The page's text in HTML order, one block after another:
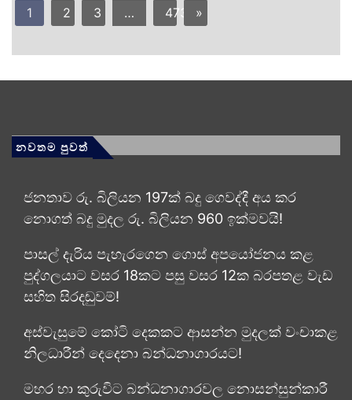
1 2 3 … 473 »
නවතම පුවත්
ජනතාව රු. බිලියන 197ක් බදු ගෙවද්දී අය කර
නොගත් බදු මුදල රු. බිලියන 960 ඉක්මවයි!
පාසල් දැරිය පැහැරගෙන ගොස් අපයෝජනය කළ
පුද්ගලයාට වසර 18කට පසු වසර 12ක බරපතළ වැඩ
සහිත සිරදඬුවම්!
අස්වැසුමේ කෝටි දෙකකට ආසන්න මුදලක් වංචාකළ
නිලධාරීන් දෙදෙනා බන්ධනාගාරයට!
මහර හා කුරුවිට බන්ධනාගාරවල නොසන්සුන්කාරී